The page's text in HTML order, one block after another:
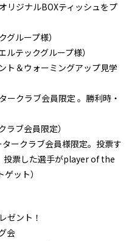
リジナルBOXティッシュをプ
ループ様）
テックグループ様）
ト＆ウォーミングアップ見学
ークラブ会員限定 。勝利時・
ラブ会員限定）
ークラブ会員様限定。投票す
投票した選手がplayer of the
ット）
ゼント！
会